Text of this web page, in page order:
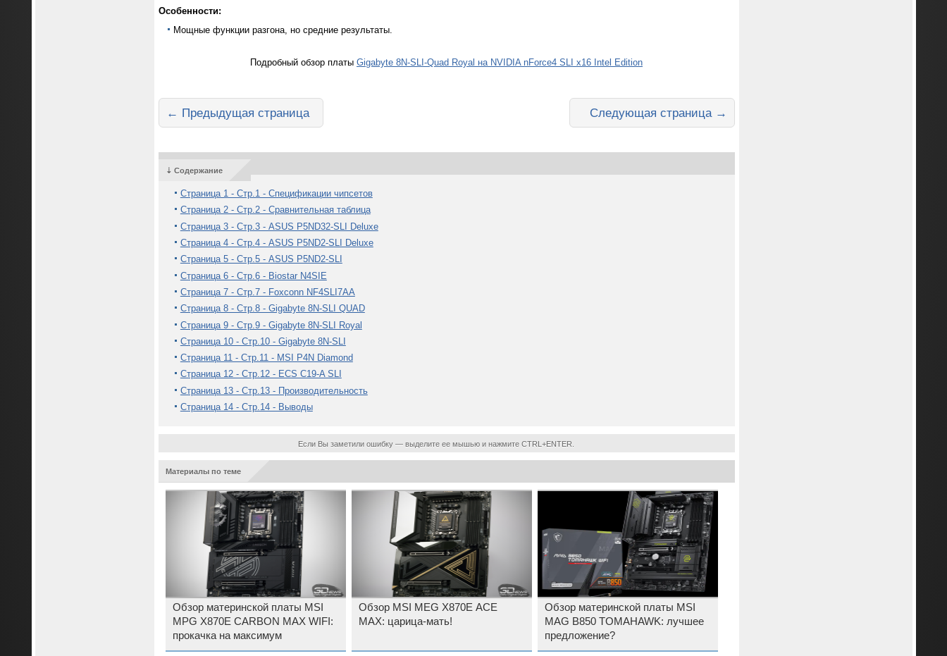
Особенности:
Мощные функции разгона, но средние результаты.
Подробный обзор платы Gigabyte 8N-SLI-Quad Royal на NVIDIA nForce4 SLI x16 Intel Edition
Следующая страница →
← Предыдущая страница
⇣ Содержание
Страница 1 - Стр.1 - Спецификации чипсетов
Страница 2 - Стр.2 - Сравнительная таблица
Страница 3 - Стр.3 - ASUS P5ND32-SLI Deluxe
Страница 4 - Стр.4 - ASUS P5ND2-SLI Deluxe
Страница 5 - Стр.5 - ASUS P5ND2-SLI
Страница 6 - Стр.6 - Biostar N4SIE
Страница 7 - Стр.7 - Foxconn NF4SLI7AA
Страница 8 - Стр.8 - Gigabyte 8N-SLI QUAD
Страница 9 - Стр.9 - Gigabyte 8N-SLI Royal
Страница 10 - Стр.10 - Gigabyte 8N-SLI
Страница 11 - Стр.11 - MSI P4N Diamond
Страница 12 - Стр.12 - ECS C19-A SLI
Страница 13 - Стр.13 - Производительность
Страница 14 - Стр.14 - Выводы
Если Вы заметили ошибку — выделите ее мышью и нажмите CTRL+ENTER.
Материалы по теме
Обзор материнской платы MSI
MPG X870E CARBON MAX WIFI:
прокачка на максимум
Обзор MSI MEG X870E ACE
MAX: царица-мать!
Обзор материнской платы MSI
MAG B850 TOMAHAWK: лучшее
предложение?